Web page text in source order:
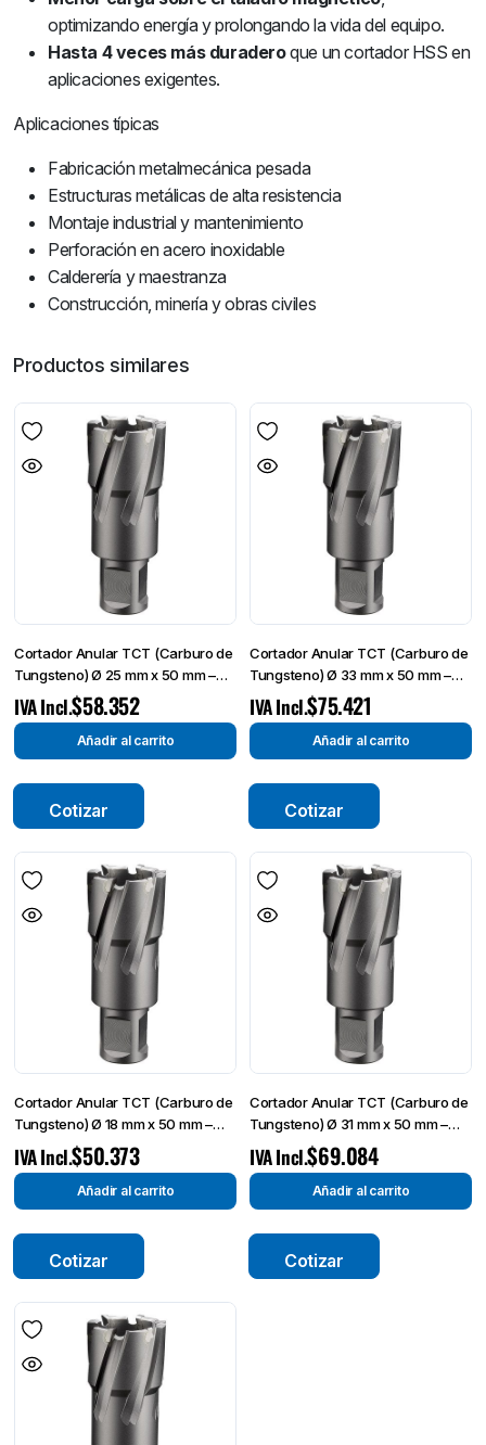
optimizando energía y prolongando la vida del equipo.
Hasta 4 veces más duraderoque un cortador HSS en
aplicaciones exigentes.
Aplicaciones típicas
Fabricación metalmecánica pesada
Estructuras metálicas de alta resistencia
Montaje industrial y mantenimiento
Perforación en acero inoxidable
Calderería y maestranza
Construcción, minería y obras civiles
Productos similares
Cortador Anular TCT (Carburo de
Tungsteno) Ø 25 mm x 50 mm –
Broca de Corte-
$58.352
IVA Incl.
Añadir al carrito
Cotizar
Cortador Anular TCT (Carburo de
Tungsteno) Ø 33 mm x 50 mm –
Broca de Corte-
$75.421
IVA Incl.
Añadir al carrito
Cotizar
Cortador Anular TCT (Carburo de
Tungsteno) Ø 18 mm x 50 mm –
Broca de Corte-
$50.373
IVA Incl.
Añadir al carrito
Cotizar
Cortador Anular TCT (Carburo de
Tungsteno) Ø 31 mm x 50 mm –
Broca de Corte-
$69.084
IVA Incl.
Añadir al carrito
Cotizar